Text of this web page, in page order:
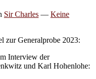
Sir Charles — Keine
zur Generalprobe 2023:
Interview der
und Karl Hohenlohe: